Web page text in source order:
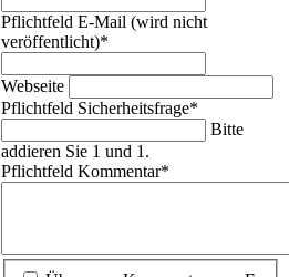
Pflichtfeld E-Mail (wird nicht
veröffentlicht)*
Webseite
Pflichtfeld Sicherheitsfrage*
Bitte
addieren Sie 1 und 1.
Pflichtfeld Kommentar*